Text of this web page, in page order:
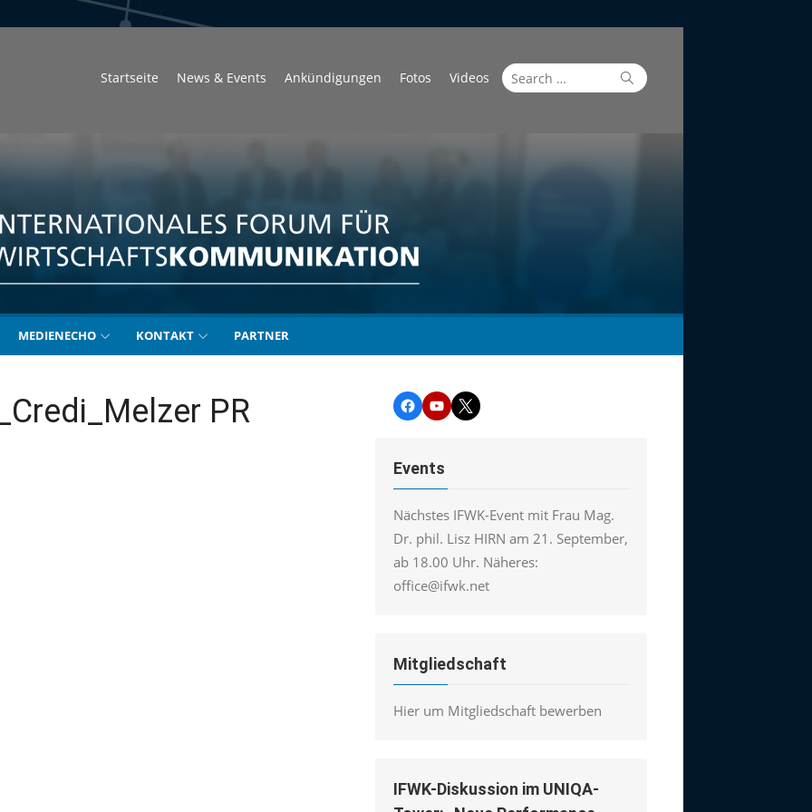
Search
for:
Search
Startseite News & Events Ankündigungen Fotos Videos
MEDIENECHO KONTAKT PARTNER
PR Facebook
YouTubeTwitter
Events
Nächstes IFWK-Event mit Frau Mag.
Dr. phil. Lisz HIRN am 21. September,
ab 18.00 Uhr. Näheres:
office@ifwk.net
Mitgliedschaft
Hier um Mitgliedschaft bewerben
IFWK-Diskussion im UNIQA-